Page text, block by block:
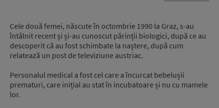
Cele două femei, născute în octombrie 1990 la Graz, s-au
întâlnit recent și și-au cunoscut părinții biologici, după ce au
descoperit că au fost schimbate la naștere, după cum
relatează un post de televiziune austriac.
Personalul medical a fost cel care a încurcat bebelușii
prematuri, care inițial au stat în incubatoare și nu cu mamele
lor.